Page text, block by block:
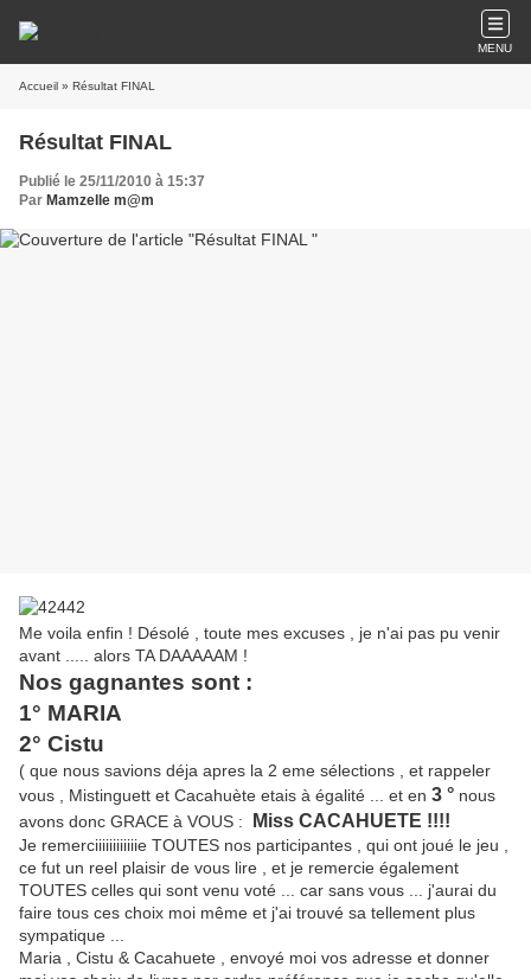
MENU
Accueil » Résultat FINAL
Résultat FINAL
Publié le 25/11/2010 à 15:37
Par Mamzelle m@m
Me voila enfin ! Désolé , toute mes excuses , je n'ai pas pu venir
avant ..... alors TA DAAAAAM !
Nos gagnantes sont :
1° MARIA
2° Cistu
( que nous savions déja apres la 2 eme sélections , et rappeler
vous , Mistinguett et Cacahuète etais à égalité ... et en 3 ° nous
avons donc GRACE à VOUS :
Miss CACAHUETE !!!!
Je remerciiiiiiiiiiiie TOUTES nos participantes , qui ont joué le jeu ,
ce fut un reel plaisir de vous lire , et je remercie également
TOUTES celles qui sont venu voté ... car sans vous ... j'aurai du
faire tous ces choix moi même et j'ai trouvé sa tellement plus
sympatique ...
Maria , Cistu & Cacahuete , envoyé moi vos adresse et donner